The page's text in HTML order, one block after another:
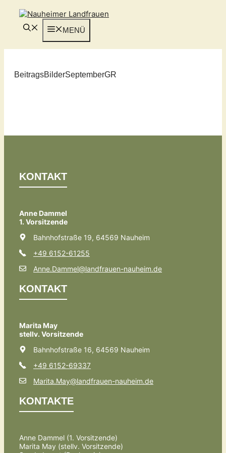
Inhalt
springen
MENÜ
BeitragsBilderSeptemberGR
KONTAKT
Anne Dammel
1. Vorsitzende
Bahnhofstraße 19, 64569 Nauheim
+49 6152-61255
Anne.Dammel@landfrauen-nauheim.de
KONTAKT
Marita May
stellv. Vorsitzende
Bahnhofstraße 16, 64569 Nauheim
+49 6152-69337
Marita.May@landfrauen-nauheim.de
KONTAKTE
Anne Dammel (1. Vorsitzende)
Marita May (stellv. Vorsitzende)